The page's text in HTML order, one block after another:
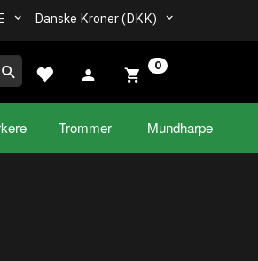
Danske Kroner (DKK)
0
Trommer Mundharpe